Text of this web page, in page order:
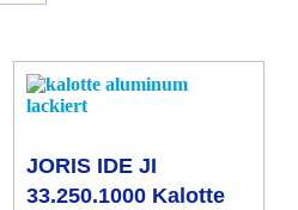
JORIS IDE JI
33.250.1000 Kalotte